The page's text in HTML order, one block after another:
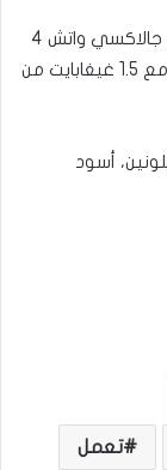
مثل جالاكسي واتش 5 و جالاكسي واتش 4، فإن جالاكسي واتش 4
كلاسيك مدعوم بمعالج Exynos W920 ويأتي مع 1.5 غيغابايت من
ملم، تأتي بلونين، أسود
تعمل